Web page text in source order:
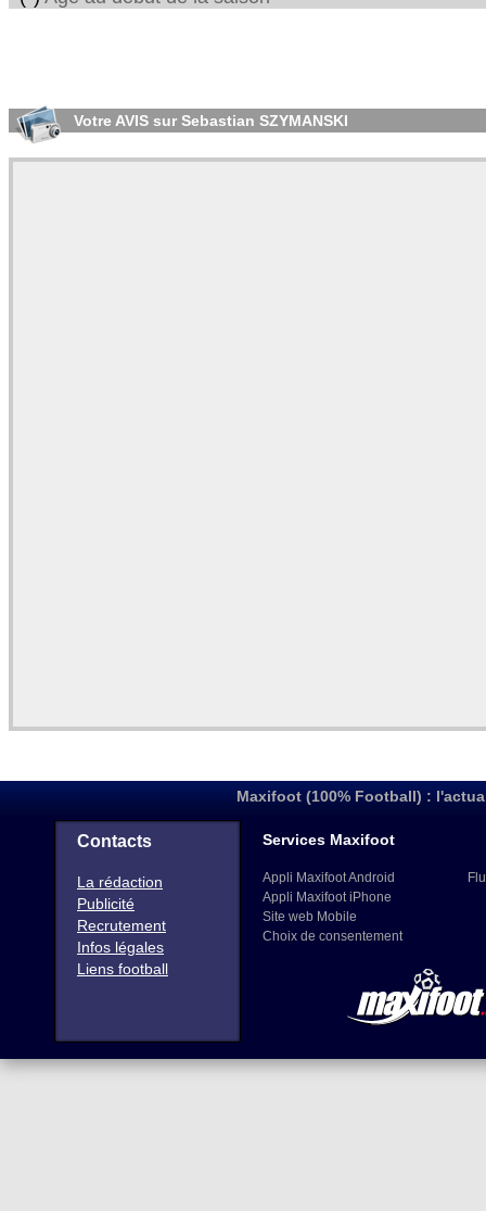
Votre AVIS sur Sebastian SZYMANSKI
Maxifoot (100% Football) :
Contacts
La rédaction
Publicité
Recrutement
Infos légales
Liens football
Services Maxifoot
Appli Maxifoot Android
Appli Maxifoot iPhone
Site web Mobile
Choix de consentement